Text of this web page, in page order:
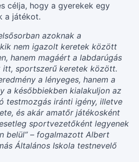
célja, hogy a gyerekek egy
a játékot.
azoknak a
nem igazolt keretek között
hanem magáért a labdarúgás
itt, sportszerű keretek között.
a lényeges, hanem a
a későbbiekben kialakuljon az
testmozgás iránti igény, illetve
és akár amatőr játékosként
sportvezetőként legyenek
belül” – fogalmazott Albert
Általános Iskola testnevelő